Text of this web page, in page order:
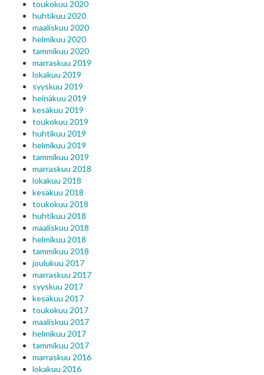
toukokuu 2020
huhtikuu 2020
maaliskuu 2020
helmikuu 2020
tammikuu 2020
marraskuu 2019
lokakuu 2019
syyskuu 2019
heinäkuu 2019
kesäkuu 2019
toukokuu 2019
huhtikuu 2019
helmikuu 2019
tammikuu 2019
marraskuu 2018
lokakuu 2018
kesäkuu 2018
toukokuu 2018
huhtikuu 2018
maaliskuu 2018
helmikuu 2018
tammikuu 2018
joulukuu 2017
marraskuu 2017
syyskuu 2017
kesäkuu 2017
toukokuu 2017
maaliskuu 2017
helmikuu 2017
tammikuu 2017
marraskuu 2016
lokakuu 2016